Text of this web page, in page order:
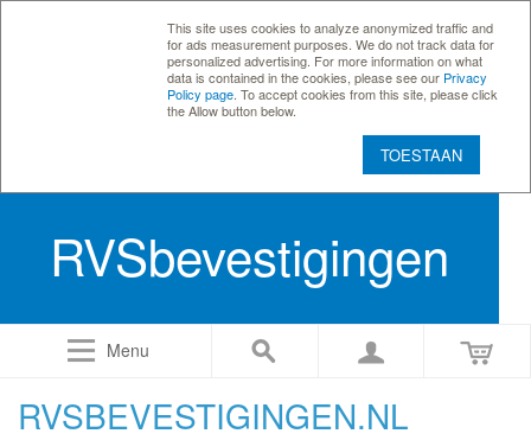
This site uses cookies to analyze anonymized traffic and
for ads measurement purposes. We do not track data for
personalized advertising. For more information on what
data is contained in the cookies, please see our Privacy
Policy page . To accept cookies from this site, please click
the Allow button below.
TOESTAAN
RVSbevestigingen
Menu
RVSBEVESTIGINGEN.NL